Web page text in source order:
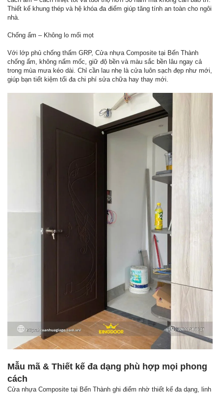
Thiết kế khung thép và hệ khóa đa điểm giúp tăng tính an toàn cho ngôi
nhà.
Chống ẩm – Không lo mối mọt
Với lớp phủ chống thấm GRP, Cửa nhựa Composite tại Bến Thành
chống ẩm, không nấm mốc, giữ độ bền và màu sắc bền lâu ngay cả
trong mùa mưa kéo dài. Chỉ cần lau nhẹ là cửa luôn sạch đẹp như mới,
giúp bạn tiết kiệm tối đa chi phí sửa chữa hay thay mới.
Mẫu mã & Thiết kế đa dạng phù hợp mọi phong
cách
Cửa nhựa Composite tại Bến Thành ghi điểm nhờ thiết kế đa dạng, linh